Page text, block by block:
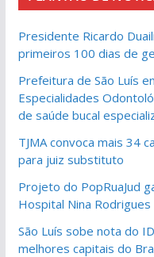
Presidente Ricardo
primeiros 100 dias de
Prefeitura de São Luís
Especialidades
de saúde bucal
TJMA convoca mais 34
para juiz substituto
Projeto do PopRuaJud
Hospital Nina Rodrigues
São Luís sobe nota do
melhores capitais do